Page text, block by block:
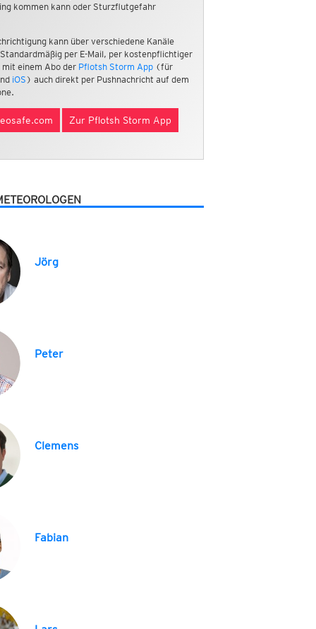
kommen kann oder Sturzflutgefahr
kann über verschiedene Kanäle
per E-Mail, per kostenpflichtiger
mit einem Abo der Pflotsh Storm App(für
iOS ) auch direkt per Pushnachricht auf dem
Zur Pflotsh Storm App
Jörg
Peter
Clemens
Fabian